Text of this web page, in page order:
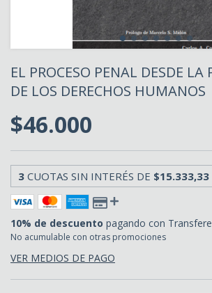
EL PROCESO PENAL DESDE LA
DE LOS DERECHOS HUMANOS
$46.000
3 CUOTAS SIN INTERÉS DE $15.333,33
10% de descuento pagando con
No acumulable con otras promociones
VER MEDIOS DE PAGO